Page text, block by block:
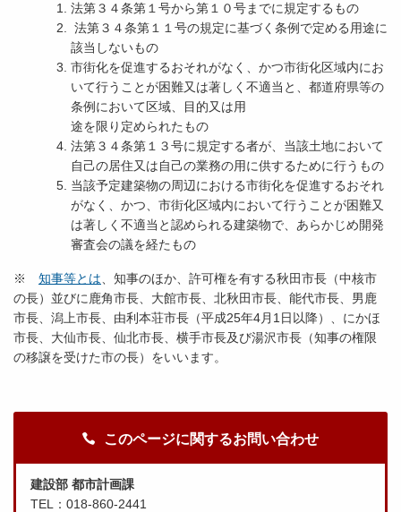
法第３４条第１号から第１０号までに規定するもの
法第３４条第１１号の規定に基づく条例で定める用途に
該当しないもの
市街化を促進するおそれがなく、かつ市街化区域内にお
いて行うことが困難又は著しく不適当と、都道府県等の
条例において区域、目的又は用
途を限り定められたもの
法第３４条第１３号に規定する者が、当該土地において
自己の居住又は自己の業務の用に供するために行うもの
当該予定建築物の周辺における市街化を促進するおそれ
がなく、かつ、市街化区域内において行うことが困難又
は著しく不適当と認められる建築物で、あらかじめ開発
審査会の議を経たもの
※ 知事等とは 、知事のほか、許可権を有する秋田市長（中核市
の長）並びに鹿角市長、大館市長、北秋田市長、能代市長、男鹿
市長、潟上市長、由利本荘市長（平成25年4月1日以降）、にかほ
市長、大仙市長、仙北市長、横手市長及び湯沢市長（知事の権限
の移譲を受けた市の長）をいいます。
このページに関するお問い合わせ
建設部 都市計画課
TEL：018-860-2441